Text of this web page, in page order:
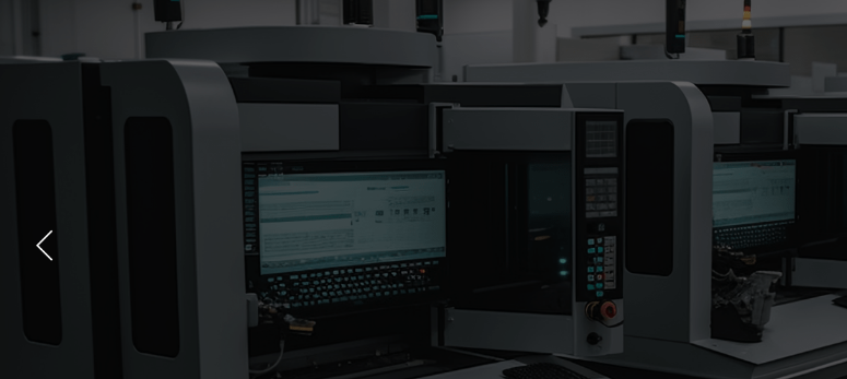
关于我们 产品中心 应用案例